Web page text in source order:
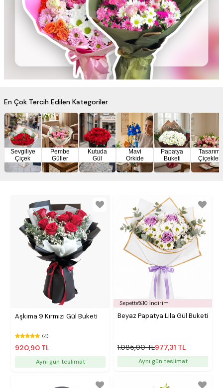
En Çok Tercih Edilen Kategoriler
Sevgiliye
Çiçek
Pembe
Güller
Kutuda
Gül
Mavi
Orkide
Papatya
Buketi
Tasarım
Çiçekler
Aşkıma 9 Kırmızı Gül Buketi
(4)
920,90 TL
Aynı gün teslimat
Sepette%10 İndirim
Beyaz Papatya Lila Gül Buketi
1.085,90 TL977,31 TL
Aynı gün teslimat